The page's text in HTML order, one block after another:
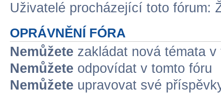
Uživatelé procházející toto fórum:
OPRÁVNĚNÍ FÓRA
Nemůžete zakládat nová témata v
Nemůžete odpovídat v tomto fóru
Nemůžete upravovat své